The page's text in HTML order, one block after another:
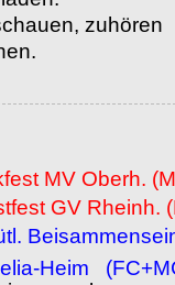
zuhören
MV Oberh.
GV Rheinh.